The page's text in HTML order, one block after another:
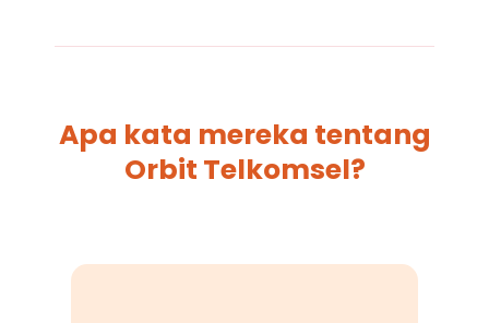
Apa kata mereka tentang
Orbit Telkomsel?